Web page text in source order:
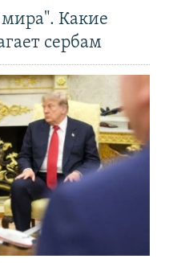
мира". Какие
сербам